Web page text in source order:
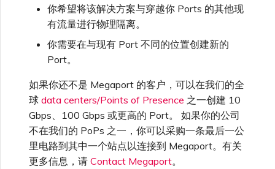
登录 Megaport Portal
服务开通方式
合作伙伴托管账户
技术规格
关闭 VXC 以进行故障转移测
AWS 上的 Salesforce
Hyperforce
AWS Outposts Rack
AWS 常见问题
Google 资源
IBM Cloud Direct Link MCR
OVHcloud MCR 连接
Salesforce MCR 连接
VMware SD-WAN
在 MCR 中使用 IPsec
MCR 路由管理
MCR Looking Glass (路由诊
MCR 的 NAT 工作原理
Aviatrix
Check Point CloudGuard
添加和修改用户
管理用户角色
管理安全设置
查看操作日志
监控维护和中断事件
Port 计费
MCR 计费
MVE 计费
创建到 AWS 的 VXC
创建到 Azure 的 VXC
创建到 Google Cloud 的
VXC
创建 Megaport Internet 连
使用 Terraform MCP
Server（公开测试版）
Provider 常见问题
Megaport Terraform
Provider 学习资料与资源
Megaport Internet
Megaport Terraform
Provider
欧盟数字服务法
你希望将该解决方案与穿越你 Ports 的其他现
有流量进行物理隔离。
你需要在与现有 Port 不同的位置创建新的
Port。
如果你还不是 Megaport 的客户，可以在我们的全
球 data centers/Points of Presence 之一创建 10
Gbps、100 Gbps 或更高的 Port。 如果你的公司
不在我们的 PoPs 之一，你可以采购一条最后一公
里电路到其中一个站点以连接到 Megaport。有关
更多信息，请 Contact Megaport。